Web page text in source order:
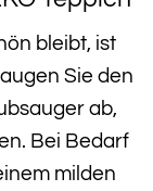
bleibt, ist
Sie den
ab,
Bei Bedarf
milden